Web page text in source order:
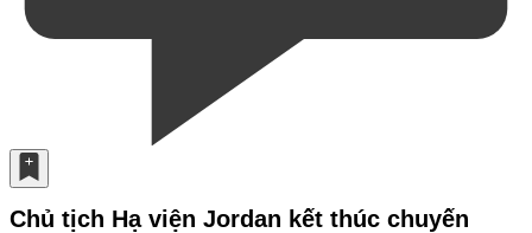
Chủ tịch Hạ viện Jordan kết thúc chuyến